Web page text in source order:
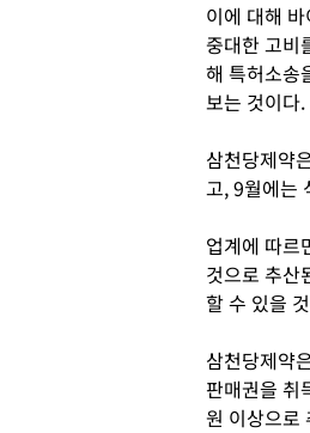
이에 대해
중대한 고비
해 특허소송
보는 것이다.
삼천당제약
고, 9월에는
업계에 따르
것으로 추산
할 수 있을
삼천당제약
판매권을 취
원 이상으로